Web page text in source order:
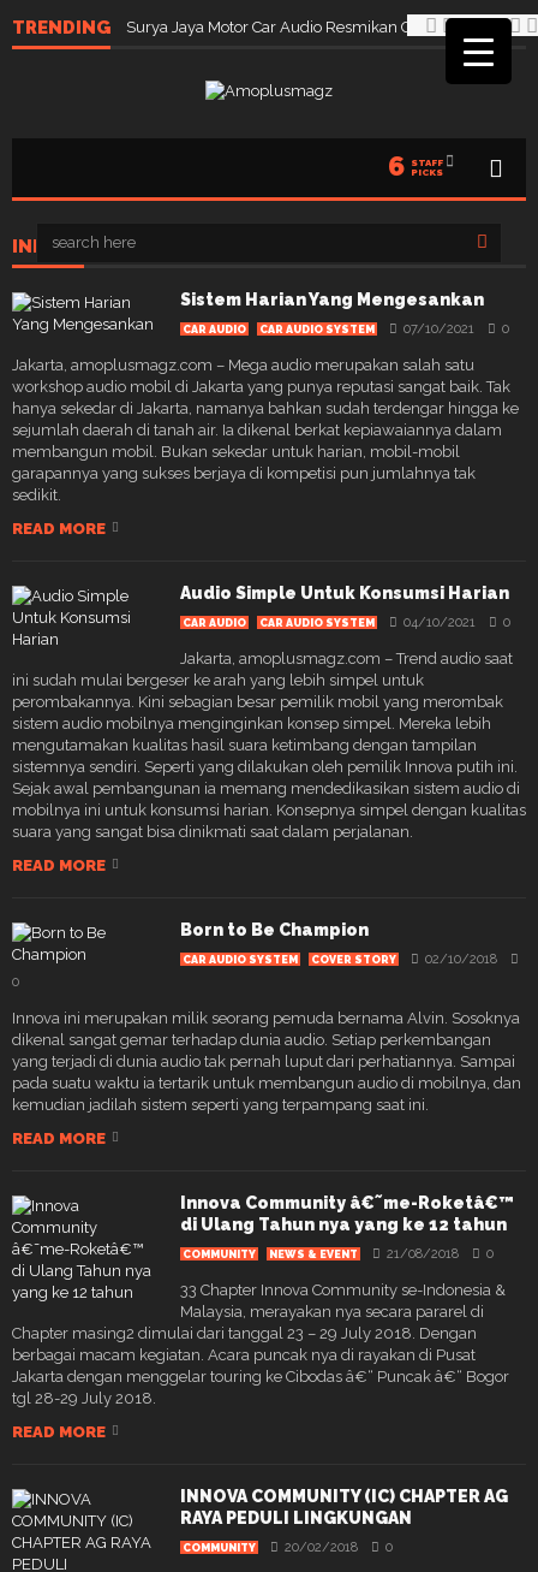
TRENDING Surya Jaya Motor Car Audio Resmikan Cabang Ketiga di
6 STAFF
PICKS
INNOVA
Sistem Harian Yang Mengesankan
CAR AUDIO CAR AUDIO SYSTEM 07/10/2021 0
Jakarta, amoplusmagz.com – Mega audio merupakan salah satu
workshop audio mobil di Jakarta yang punya reputasi sangat baik. Tak
hanya sekedar di Jakarta, namanya bahkan sudah terdengar hingga ke
sejumlah daerah di tanah air. Ia dikenal berkat kepiawaiannya dalam
membangun mobil. Bukan sekedar untuk harian, mobil-mobil
garapannya yang sukses berjaya di kompetisi pun jumlahnya tak
sedikit.
READ MORE
Audio Simple Untuk Konsumsi Harian
CAR AUDIO CAR AUDIO SYSTEM 04/10/2021 0
Jakarta, amoplusmagz.com – Trend audio saat
ini sudah mulai bergeser ke arah yang lebih simpel untuk
perombakannya. Kini sebagian besar pemilik mobil yang merombak
sistem audio mobilnya menginginkan konsep simpel. Mereka lebih
mengutamakan kualitas hasil suara ketimbang dengan tampilan
sistemnya sendiri. Seperti yang dilakukan oleh pemilik Innova putih ini.
Sejak awal pembangunan ia memang mendedikasikan sistem audio di
mobilnya ini untuk konsumsi harian. Konsepnya simpel dengan kualitas
suara yang sangat bisa dinikmati saat dalam perjalanan.
READ MORE
Born to Be Champion
CAR AUDIO SYSTEM COVER STORY
02/10/2018
0
Innova ini merupakan milik seorang pemuda bernama Alvin. Sosoknya
dikenal sangat gemar terhadap dunia audio. Setiap perkembangan
yang terjadi di dunia audio tak pernah luput dari perhatiannya. Sampai
pada suatu waktu ia tertarik untuk membangun audio di mobilnya, dan
kemudian jadilah sistem seperti yang terpampang saat ini.
READ MORE
Innova Community â€˜me-Roketâ€™
di Ulang Tahun nya yang ke 12 tahun
COMMUNITY NEWS & EVENT 21/08/2018 0
33 Chapter Innova Community se-Indonesia &
Malaysia, merayakan nya secara pararel di
Chapter masing2 dimulai dari tanggal 23 – 29 July 2018. Dengan
berbagai macam kegiatan. Acara puncak nya di rayakan di Pusat
Jakarta dengan menggelar touring ke Cibodas â€“ Puncak â€“ Bogor
tgl 28-29 July 2018.
READ MORE
INNOVA COMMUNITY (IC) CHAPTER AG
RAYA PEDULI LINGKUNGAN
COMMUNITY 20/02/2018 0